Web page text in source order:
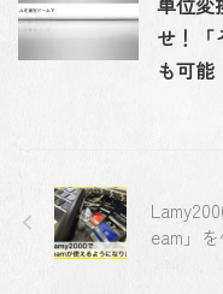
せ！「
も可能
eam」